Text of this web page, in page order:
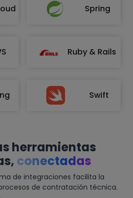
Spring
Ruby & Rails
Swift
herramientas
conectadas
de integraciones facilita la
de contratación técnica.